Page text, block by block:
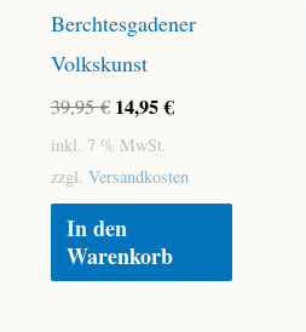
Berchtesgadener
Volkskunst
39,95€ Ursprünglicher
war:
39,95 €
14,95€Aktueller
14,95 €.
inkl. 7 % MwSt.
zzgl. Versandkosten
In den
Warenkorb